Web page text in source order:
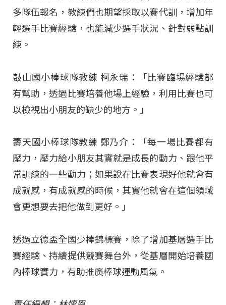
多隊伍報名，教練們也期望採取以賽代訓，增加年
輕選手比賽經驗，也能減少選手狀況、針對弱點訓
練。
鼓山國小棒球隊教練 柯永瑞：「比賽臨場經驗都
有幫助，透過比賽培養他場上經驗，利用比賽也可
以檢視出小朋友的缺少的地方。」
壽天國小棒球隊教練 鄭乃介：「每一場比賽都有
壓力，壓力給小朋友其實就是成長的動力、跟他平
常訓練的一些動力；如果說在比賽表現好他就會有
成就感，有成就感的時候，其實他就會在這個領域
會更想要去把他做到更好。」
透過立德盃全國少棒錦標賽，除了增加基層選手比
賽經驗、持續提供競賽舞台外，從基層開始培養國
內棒球實力，有助推廣棒球運動風氣。